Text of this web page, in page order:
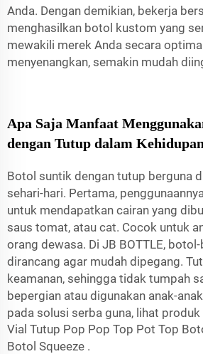
Anda. Dengan demikian, bekerja
menghasilkan botol kustom yang
mewakili merek Anda secara
menyenangkan, semakin mudah
Apa Saja Manfaat
dengan Tutup dalam
Botol suntik dengan tutup berguna
sehari-hari. Pertama,
untuk mendapatkan cairan yang
saus tomat, atau cat. Cocok untuk
orang dewasa. Di JB BOTTLE,
dirancang agar mudah dipegang.
keamanan, sehingga tidak tumpah
bepergian atau digunakan anak-
pada solusi serba guna, lihat produk
Vial Tutup Pop Pop Top Pot Top
Botol Squeeze .